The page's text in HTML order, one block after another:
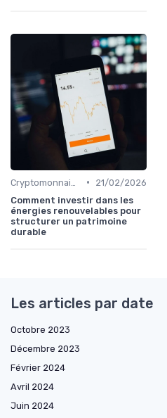
•
21/02/2026
Comment investir dans les
énergies renouvelables pour
structurer un patrimoine
durable
Les articles par date
Octobre 2023
Décembre 2023
Février 2024
Avril 2024
Juin 2024